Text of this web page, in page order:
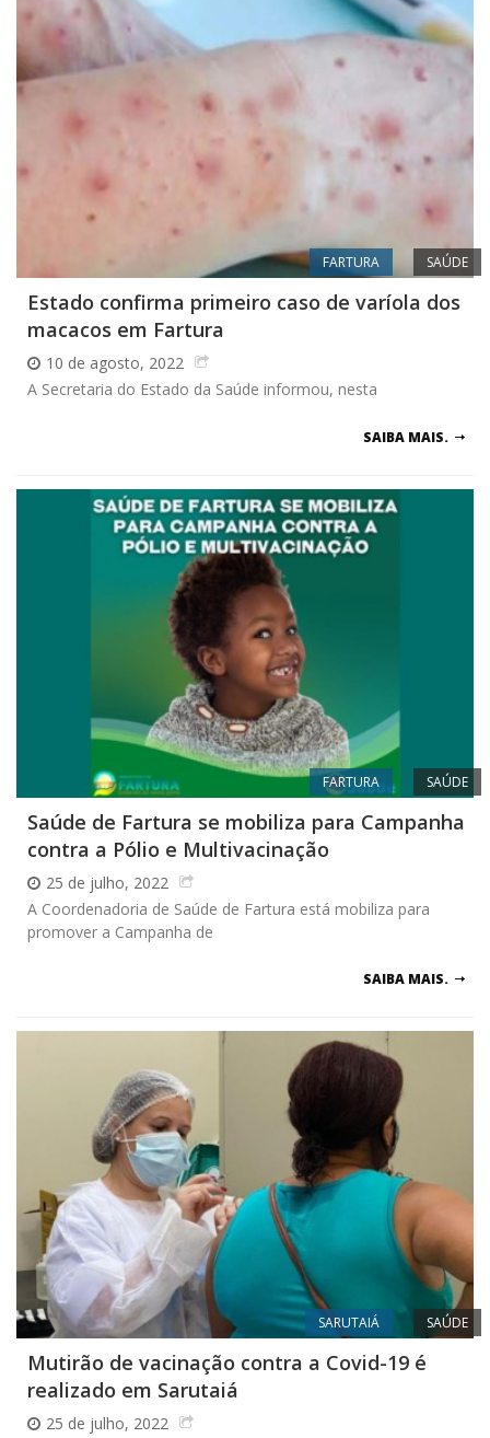
FARTURA SAÚDE
Estado confirma primeiro caso de varíola dos
macacos em Fartura
10 de agosto, 2022
A Secretaria do Estado da Saúde informou, nesta
SAIBA MAIS.
FARTURA SAÚDE
Saúde de Fartura se mobiliza para Campanha
contra a Pólio e Multivacinação
25 de julho, 2022
A Coordenadoria de Saúde de Fartura está mobiliza para
promover a Campanha de
SAIBA MAIS.
SARUTAIÁ SAÚDE
Mutirão de vacinação contra a Covid-19 é
realizado em Sarutaiá
25 de julho, 2022